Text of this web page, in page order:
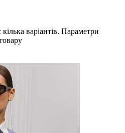
варіантів. Параметри